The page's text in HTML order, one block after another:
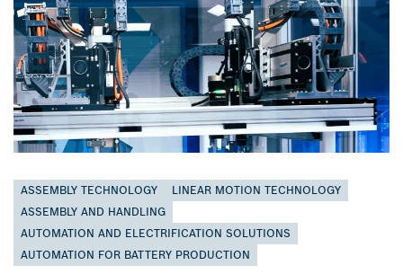
ASSEMBLY TECHNOLOGY
LINEAR MOTION TECHNOLOGY
ASSEMBLY AND HANDLING
AUTOMATION AND ELECTRIFICATION SOLUTIONS
AUTOMATION FOR BATTERY PRODUCTION